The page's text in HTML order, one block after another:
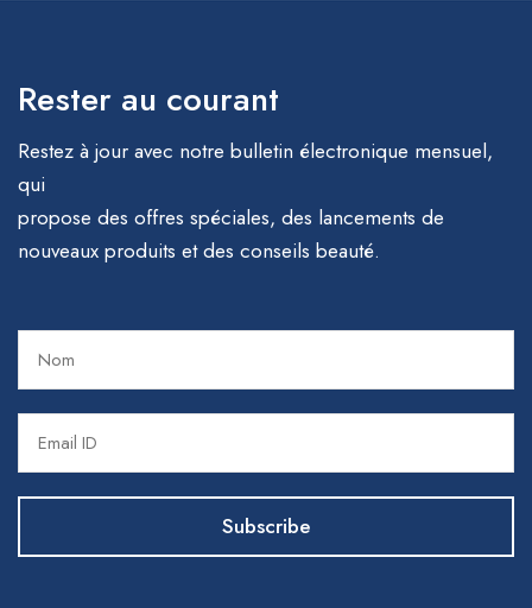
Rester au courant
Restez à jour avec notre bulletin électronique mensuel,
qui
propose des offres spéciales, des lancements de
nouveaux produits et des conseils beauté.